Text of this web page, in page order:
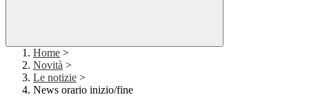
Home >
Novità >
Le notizie >
News orario inizio/fine